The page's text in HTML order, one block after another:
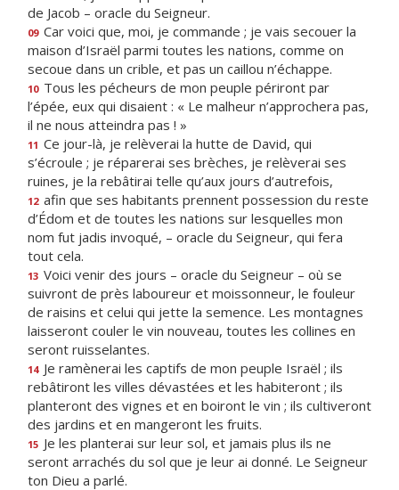
de Jacob – oracle du Seigneur.
09 Car voici que, moi, je commande ; je vais secouer la
maison d’Israël parmi toutes les nations, comme on
secoue dans un crible, et pas un caillou n’échappe.
10 Tous les pécheurs de mon peuple périront par
l’épée, eux qui disaient : « Le malheur n’approchera pas,
il ne nous atteindra pas ! »
11 Ce jour-là, je relèverai la hutte de David, qui
s’écroule ; je réparerai ses brèches, je relèverai ses
ruines, je la rebâtirai telle qu’aux jours d’autrefois,
12 afin que ses habitants prennent possession du reste
d’Édom et de toutes les nations sur lesquelles mon
nom fut jadis invoqué, – oracle du Seigneur, qui fera
tout cela.
13 Voici venir des jours – oracle du Seigneur – où se
suivront de près laboureur et moissonneur, le fouleur
de raisins et celui qui jette la semence. Les montagnes
laisseront couler le vin nouveau, toutes les collines en
seront ruisselantes.
14 Je ramènerai les captifs de mon peuple Israël ; ils
rebâtiront les villes dévastées et les habiteront ; ils
planteront des vignes et en boiront le vin ; ils cultiveront
des jardins et en mangeront les fruits.
15 Je les planterai sur leur sol, et jamais plus ils ne
seront arrachés du sol que je leur ai donné. Le Seigneur
ton Dieu a parlé.